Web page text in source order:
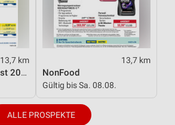
13,7 km
Monats-Menü August 2026
13,7 km
NonFood
Gültig bis Sa. 08.08.
ALLE PROSPEKTE